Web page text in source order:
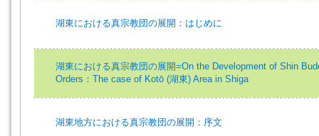
湖東における真宗教団の展開：はじめに
湖東における真宗教団の展開=On the Development of Shin
Orders：The case of Kotō (湖東) Area in Shiga
湖東地方における真宗教団の展開：序文